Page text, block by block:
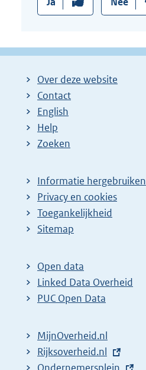
Over deze website
Contact
English
Help
Zoeken
Informatie hergebruiken
Privacy en cookies
Toegankelijkheid
Sitemap
Open data
Linked Data Overheid
PUC Open Data
MijnOverheid.nl
E
x
Rijksoverheid.nl
E
Ondernemersplein